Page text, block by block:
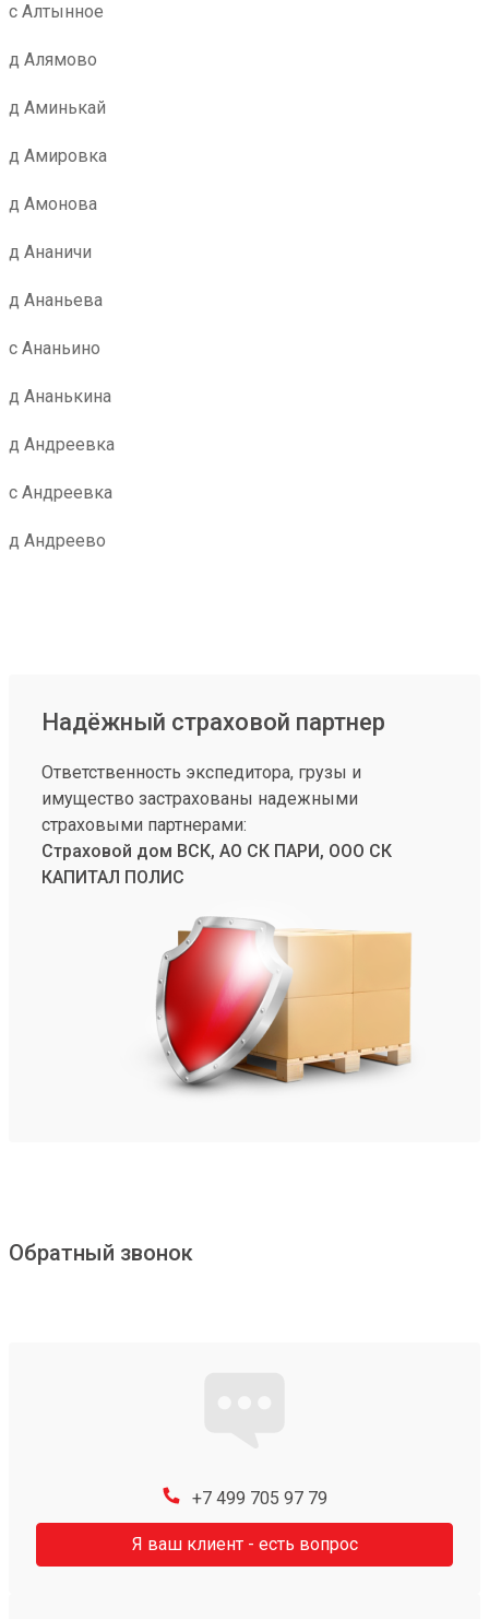
с Алтынное
д Алямово
д Аминькай
д Амировка
д Амонова
д Ананичи
д Ананьева
с Ананьино
д Ананькина
д Андреевка
с Андреевка
д Андреево
Надёжный страховой партнер
Ответственность экспедитора, грузы и
имущество застрахованы надежными
страховыми партнерами:
Страховой дом ВСК, АО СК ПАРИ, ООО СК
КАПИТАЛ ПОЛИС
Обратный звонок
+7 499 705 97 79
Я ваш клиент - есть вопрос